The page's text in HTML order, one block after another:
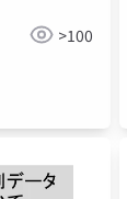
>100